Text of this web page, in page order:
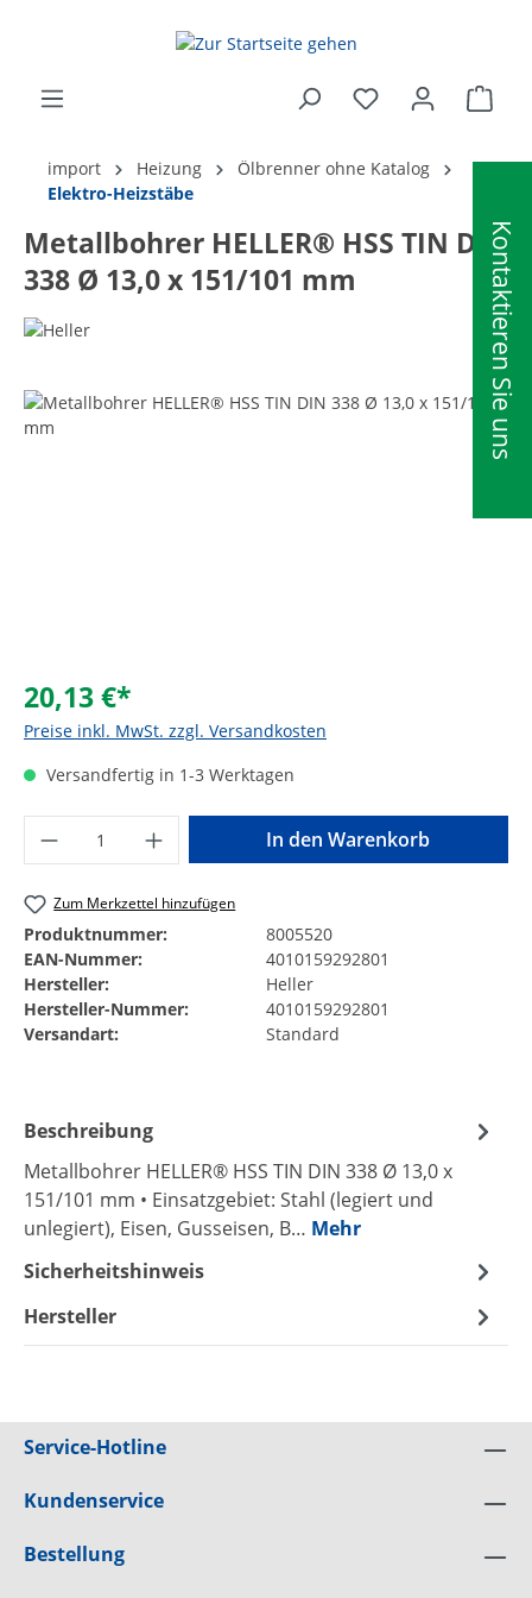
Kontaktieren Sie uns
import Heizung
Ölbrenner ohne Katalog
Elektro-Heizstäbe
Metallbohrer HELLER® HSS TIN DIN
338 Ø 13,0 x 151/101 mm
Bildergalerie überspringen
20,13 €*
Preise inkl. MwSt. zzgl. Versandkosten
Versandfertig in 1-3 Werktagen
Produkt Anzahl: Gib den gewünschten
In den Warenkorb
Zum Merkzettel hinzufügen
Produktnummer:
8005520
EAN-Nummer:
4010159292801
Hersteller:
Heller
Hersteller-Nummer:
4010159292801
Versandart:
Standard
Beschreibung
Metallbohrer HELLER® HSS TIN DIN 338 Ø 13,0 x
151/101 mm • Einsatzgebiet: Stahl (legiert und
unlegiert), Eisen, Gusseisen, B… Mehr
Sicherheitshinweis
Hersteller
Service-Hotline
Kundenservice
Bestellung